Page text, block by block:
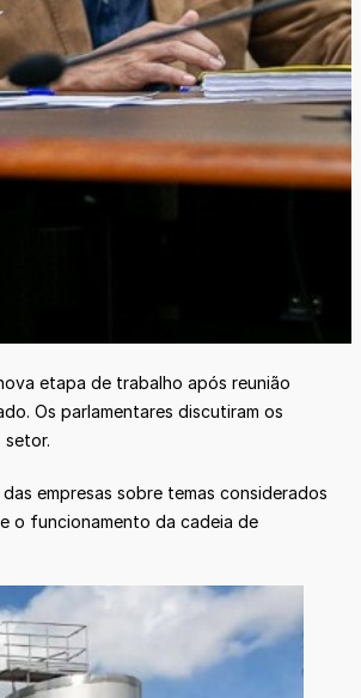
etapa de trabalho após reunião
Os parlamentares discutiram os
setor.
empresas sobre temas considerados
o funcionamento da cadeia de